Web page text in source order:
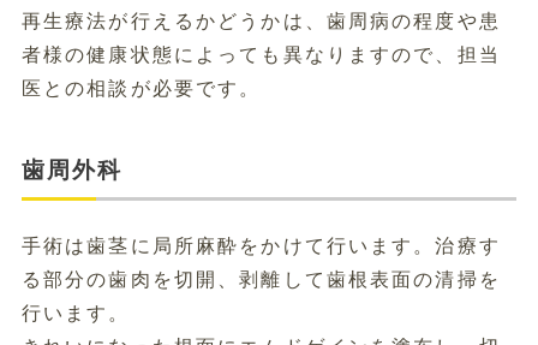
再生療法が行えるかどうかは、歯周病の程度や患
者様の健康状態によっても異なりますので、担当
医との相談が必要です。
歯周外科
手術は歯茎に局所麻酔をかけて行います。治療す
る部分の歯肉を切開、剥離して歯根表面の清掃を
行います。